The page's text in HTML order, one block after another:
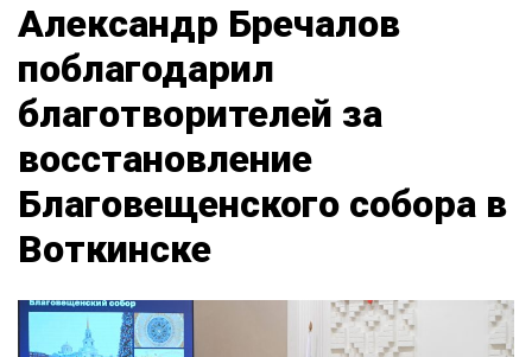
Александр Бречалов
поблагодарил
благотворителей за
восстановление
Благовещенского собора в
Воткинске